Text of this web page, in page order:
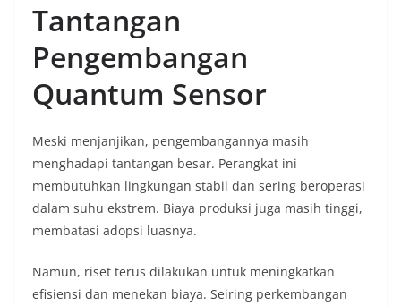
Tantangan
Pengembangan
Quantum Sensor
Meski menjanjikan, pengembangannya masih
menghadapi tantangan besar. Perangkat ini
membutuhkan lingkungan stabil dan sering beroperasi
dalam suhu ekstrem. Biaya produksi juga masih tinggi,
membatasi adopsi luasnya.
Namun, riset terus dilakukan untuk meningkatkan
efisiensi dan menekan biaya. Seiring perkembangan